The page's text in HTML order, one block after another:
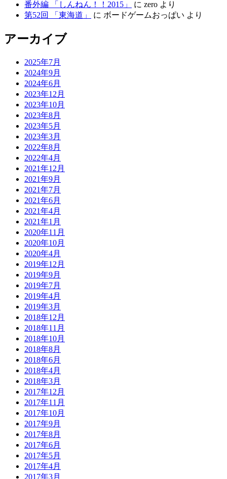
番外編 「しんねん！！2015」
に zero より
第52回 「東海道」
に ボードゲームおっぱい より
アーカイブ
2025年7月
2024年9月
2024年6月
2023年12月
2023年10月
2023年8月
2023年5月
2023年3月
2022年8月
2022年4月
2021年12月
2021年9月
2021年7月
2021年6月
2021年4月
2021年1月
2020年11月
2020年10月
2020年4月
2019年12月
2019年9月
2019年7月
2019年4月
2019年3月
2018年12月
2018年11月
2018年10月
2018年8月
2018年6月
2018年4月
2018年3月
2017年12月
2017年11月
2017年10月
2017年9月
2017年8月
2017年6月
2017年5月
2017年4月
2017年3月